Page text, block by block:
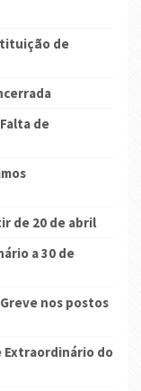
de
de
de 20 de abril
a 30 de
nos postos
Extraordinário do